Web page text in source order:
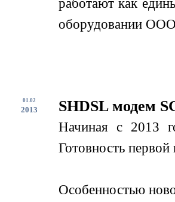
работают как
оборудовании ООО
01.02
2013 SHDSL модем
Начиная с 2013
Готовность
Особенностью